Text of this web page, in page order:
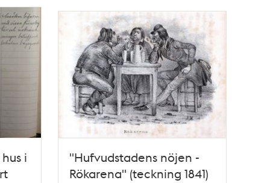
i
"Hufvudstadens nöjen -
Rökarena" (teckning 1841)